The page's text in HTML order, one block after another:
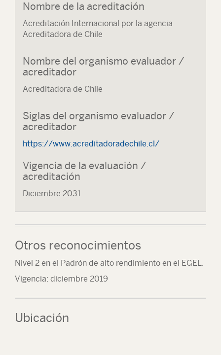
Nombre de la acreditación
Acreditación Internacional por la agencia
Acreditadora de Chile
Nombre del organismo evaluador /
acreditador
Acreditadora de Chile
Siglas del organismo evaluador /
acreditador
https://www.acreditadoradechile.cl/
Vigencia de la evaluación /
acreditación
Diciembre 2031
Otros reconocimientos
Nivel 2 en el Padrón de alto rendimiento en el EGEL.
Vigencia: diciembre 2019
Ubicación